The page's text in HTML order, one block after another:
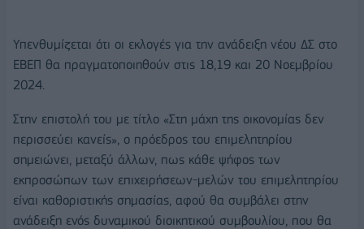
Υπενθυμίζεται ότι οι εκλογές για την ανάδειξη νέου ΔΣ στο
ΕΒΕΠ θα πραγματοποιηθούν στις 18,19 και 20 Νοεμβρίου
2024.
Στην επιστολή του με τίτλο «Στη μάχη της οικονομίας δεν
περισσεύει κανείς», ο πρόεδρος του επιμελητηρίου
σημειώνει, μεταξύ άλλων, πως κάθε ψήφος των
εκπροσώπων των επιχειρήσεων-μελών του επιμελητηρίου
είναι καθοριστικής σημασίας, αφού θα συμβάλει στην
ανάδειξη ενός δυναμικού διοικητικού συμβουλίου, που θα